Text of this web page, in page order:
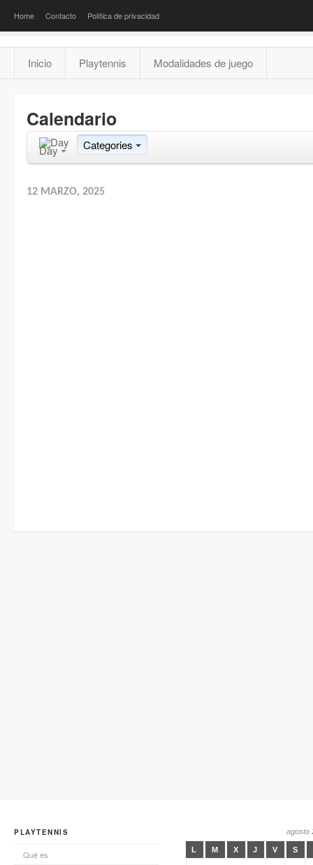
Home Contacto Política de privacidad
Inicio Playtennis Modalidades de juego
Calendario
Day Categories
12 MARZO, 2025
PLAYTENNIS
Qué es
agosto
L M X J V S